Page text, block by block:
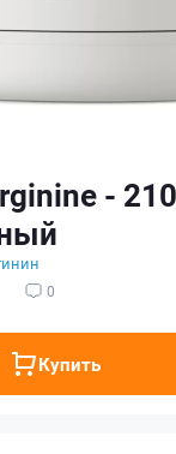
-
0
Купить